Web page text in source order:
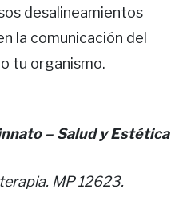
desalineamientos
la comunicación del
tu organismo.
– Salud y Estética
MP 12623.